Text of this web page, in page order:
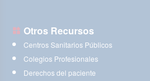
Otros Recursos
Centros Sanitarios Públicos
Colegios Profesionales
Derechos del paciente